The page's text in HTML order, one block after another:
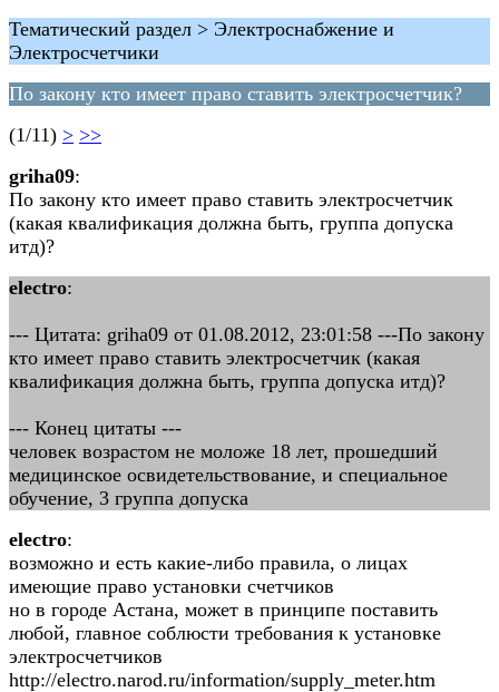
Тематический раздел > Электроснабжение и
Электросчетчики
По закону кто имеет право ставить электросчетчик?
(1/11) > >>
griha09:
По закону кто имеет право ставить электросчетчик
(какая квалификация должна быть, группа допуска
итд)?
electro:
--- Цитата: griha09 от 01.08.2012, 23:01:58 ---По закону
кто имеет право ставить электросчетчик (какая
квалификация должна быть, группа допуска итд)?
--- Конец цитаты ---
человек возрастом не моложе 18 лет, прошедший
медицинское освидетельствование, и специальное
обучение, 3 группа допуска
electro:
возможно и есть какие-либо правила, о лицах
имеющие право установки счетчиков
но в городе Астана, может в принципе поставить
любой, главное соблюсти требования к установке
электросчетчиков
http://electro.narod.ru/information/supply_meter.htm